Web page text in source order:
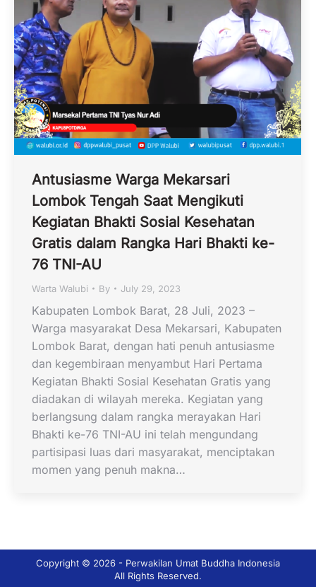
Antusiasme Warga Mekarsari
Lombok Tengah Saat Mengikuti
Kegiatan Bhakti Sosial Kesehatan
Gratis dalam Rangka Hari Bhakti ke-
76 TNI-AU
Warta Walubi By July 29, 2023
Kabupaten Lombok Barat, 28 Juli, 2023 –
Warga masyarakat Desa Mekarsari, Kabupaten
Lombok Barat, dengan hati penuh antusiasme
dan kegembiraan menyambut Hari Pertama
Kegiatan Bhakti Sosial Kesehatan Gratis yang
diadakan di wilayah mereka. Kegiatan yang
berlangsung dalam rangka merayakan Hari
Bhakti ke-76 TNI-AU ini telah mengundang
partisipasi luas dari masyarakat, menciptakan
momen yang penuh makna…
Copyright © 2026 - Perwakilan Umat Buddha Indonesia
All Rights Reserved.